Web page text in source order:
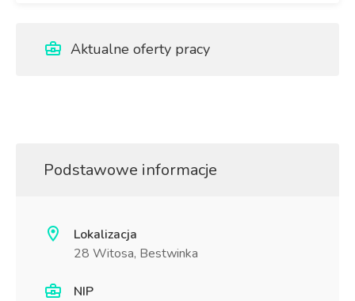
Aktualne oferty pracy
Podstawowe informacje
Lokalizacja
28 Witosa, Bestwinka
NIP